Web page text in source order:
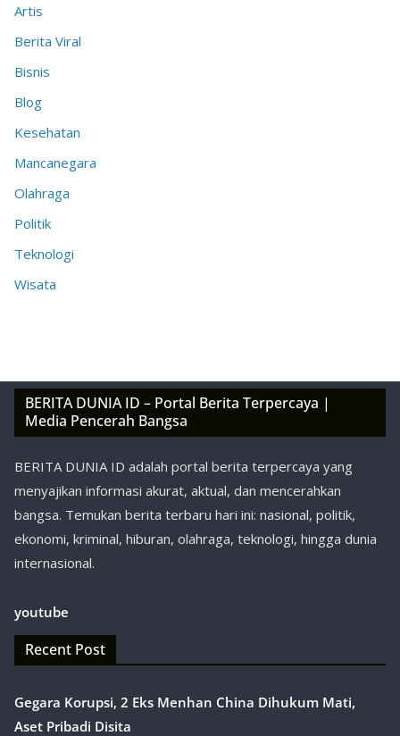
Artis
Berita Viral
Bisnis
Blog
Kesehatan
Mancanegara
Olahraga
Politik
Teknologi
Wisata
BERITA DUNIA ID – Portal Berita Terpercaya |
Media Pencerah Bangsa
BERITA DUNIA ID adalah portal berita terpercaya yang
menyajikan informasi akurat, aktual, dan mencerahkan
bangsa. Temukan berita terbaru hari ini: nasional, politik,
ekonomi, kriminal, hiburan, olahraga, teknologi, hingga dunia
internasional.
youtube
Recent Post
Gegara Korupsi, 2 Eks Menhan China Dihukum Mati,
Aset Pribadi Disita